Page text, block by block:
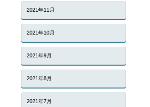
2021年11月
2021年10月
2021年9月
2021年8月
2021年7月